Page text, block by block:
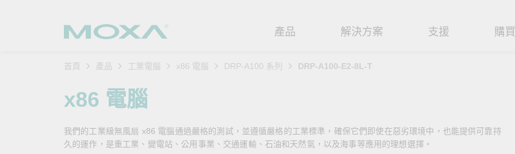
產品
安全路由器 串列轉接器
解決方案
軌道運輸 時效性網路 (TSN)
支援
產品 FAQs 保固政策
購買
緣起與創新
創造永續價值
首頁 產品 工業電腦 x86 電腦 DRP-A100 系列 DRP-A100-E2-8L-T
x86 電腦
我們的工業級無風扇 x86 電腦通過嚴格的測試，並遵循嚴格的工業標準，確保它們即使在惡劣環境中，也能提供可靠持
久的運作，是重工業、變電站、公用事業、交通運輸、石油和天然氣，以及海事等應用的理想選擇。